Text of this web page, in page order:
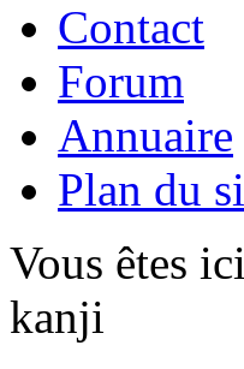
Contact
Forum
Annuaire
Plan du
Vous êtes
kanji